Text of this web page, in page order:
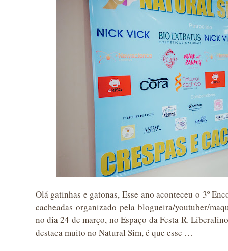
Olá gatinhas e gatonas, Esse ano aconteceu o 3º
cacheadas organizado pela blogueira/youtuber/
no dia 24 de março, no Espaço da Festa R.
destaca muito no Natural Sim, é que esse …